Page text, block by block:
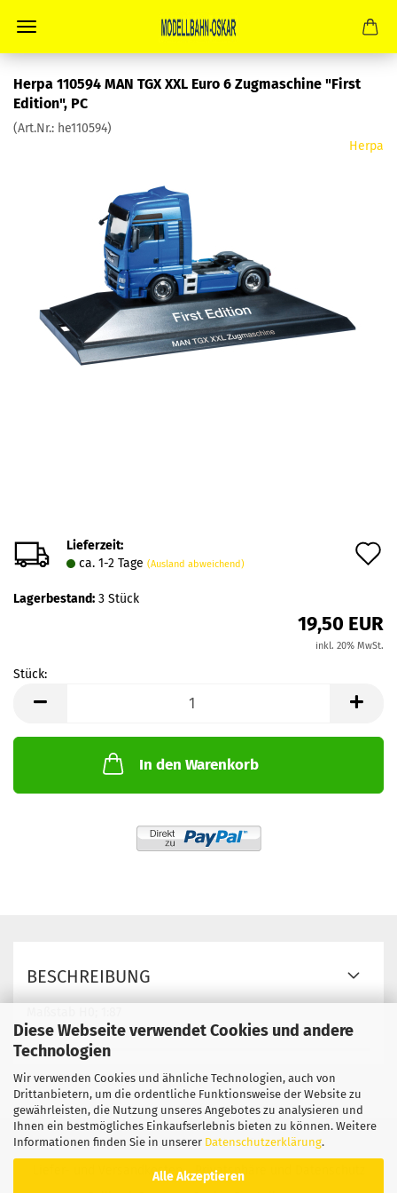
Diese Webseite verwendet Cookies und andere
Technologien
Wir verwenden Cookies und ähnliche Technologien, auch von
Drittanbietern, um die ordentliche Funktionsweise der Website zu
gewährleisten, die Nutzung unseres Angebotes zu analysieren und
Ihnen ein bestmögliches Einkaufserlebnis bieten zu können. Weitere
Informationen finden Sie in unserer Datenschutzerklärung.
Alle Akzeptieren
Herpa 110594 MAN TGX XXL Euro 6 Zugmaschine "First
Edition", PC
(Art.Nr.: he110594)
Herpa
Lieferzeit:
ca. 1-2 Tage (Ausland abweichend)
Lagerbestand: 3 Stück
19,50 EUR
inkl. 20% MwSt.
Stück:
In den Warenkorb
BESCHREIBUNG
Impressum Kontakt Widerrufsrecht
AGB
Liefer- und Versandkosten
Privatsphäre und Datenschutz